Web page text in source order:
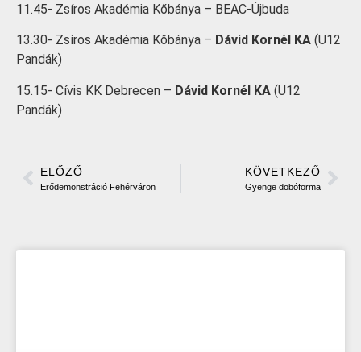
11.45- Zsíros Akadémia Kőbánya – BEAC-Újbuda
13.30- Zsíros Akadémia Kőbánya – Dávid Kornél KA (U12
Pandák)
15.15- Cívis KK Debrecen – Dávid Kornél KA (U12
Pandák)
ELŐZŐ
Erődemonstráció Fehérváron
KÖVETKEZŐ
Gyenge dobóforma